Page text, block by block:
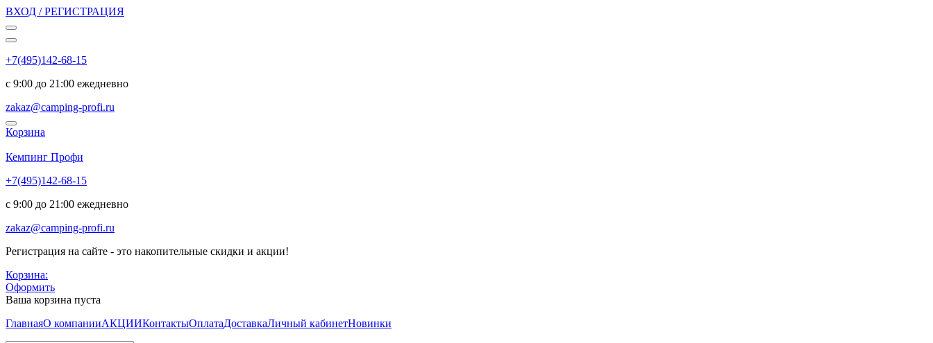
ВХОД / РЕГИСТРАЦИЯ
+7(495)142-68-15
с 9:00 до 21:00 ежедневно
zakaz@camping-profi.ru
Корзина
Кемпинг Профи
+7(495)142-68-15
с 9:00 до 21:00 ежедневно
zakaz@camping-profi.ru
Регистрация на сайте - это накопительные скидки и акции!
Корзина:
Оформить
Ваша корзина пуста
ГлавнаяО компанииАКЦИИКонтактыОплатаДоставкаЛичный кабинетНовинки